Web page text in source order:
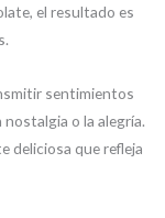
el resultado es
sentimientos
o la alegría.
deliciosa que refleja